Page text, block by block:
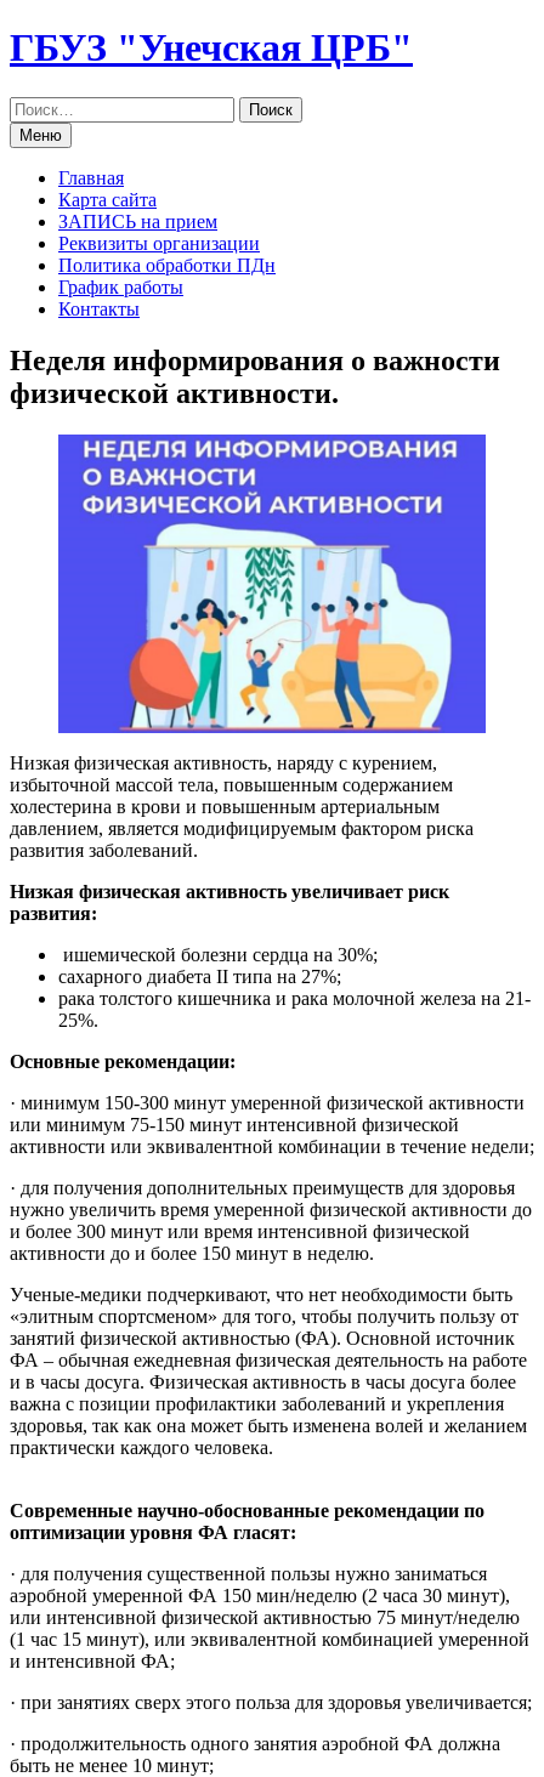
Перейти
к
ГБУЗ "Унечская ЦРБ"
Меню
Главная
Карта сайта
ЗАПИСЬ на прием
Реквизиты организации
Политика обработки ПДн
График работы
Контакты
Неделя информирования о важности
физической активности.
Низкая физическая активность, наряду с курением,
избыточной массой тела, повышенным содержанием
холестерина в крови и повышенным артериальным
давлением, является модифицируемым фактором риска
развития заболеваний.
Низкая физическая активность увеличивает риск
развития:
ишемической болезни сердца на 30%;
сахарного диабета II типа на 27%;
рака толстого кишечника и рака молочной железа на 21-
25%.
Основные рекомендации:
· минимум 150-300 минут умеренной физической активности
или минимум 75-150 минут интенсивной физической
активности или эквивалентной комбинации в течение недели;
· для получения дополнительных преимуществ для здоровья
нужно увеличить время умеренной физической активности до
и более 300 минут или время интенсивной физической
активности до и более 150 минут в неделю.
Ученые-медики подчеркивают, что нет необходимости быть
«элитным спортсменом» для того, чтобы получить пользу от
занятий физической активностью (ФА). Основной источник
ФА – обычная ежедневная физическая деятельность на работе
и в часы досуга. Физическая активность в часы досуга более
важна с позиции профилактики заболеваний и укрепления
здоровья, так как она может быть изменена волей и желанием
практически каждого человека.
Современные научно-обоснованные рекомендации по
оптимизации уровня ФА гласят:
· для получения существенной пользы нужно заниматься
аэробной умеренной ФА 150 мин/неделю (2 часа 30 минут),
или интенсивной физической активностью 75 минут/неделю
(1 час 15 минут), или эквивалентной комбинацией умеренной
и интенсивной ФА;
· при занятиях сверх этого польза для здоровья увеличивается;
· продолжительность одного занятия аэробной ФА должна
быть не менее 10 минут;